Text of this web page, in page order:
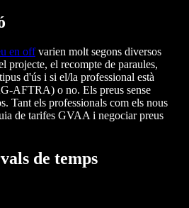
en offvarien molt segons diversos
projecte, el recompte de paraules,
d'ús i si el/la professional està
AFTRA) o no. Els preus sense
Tant els professionals com els nous
de tarifes GVAA i negociar preus
de temps